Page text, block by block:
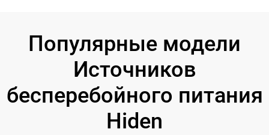
Популярные модели
Источников
бесперебойного питания
Hiden